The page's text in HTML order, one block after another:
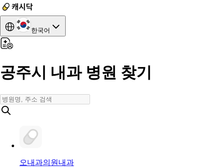
한국어
공주시 내과 병원 찾기
오내과의원 내과